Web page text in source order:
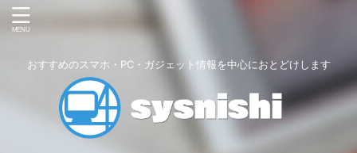
おすすめのスマホ・PC・ガジェット情報を中心におとどけします